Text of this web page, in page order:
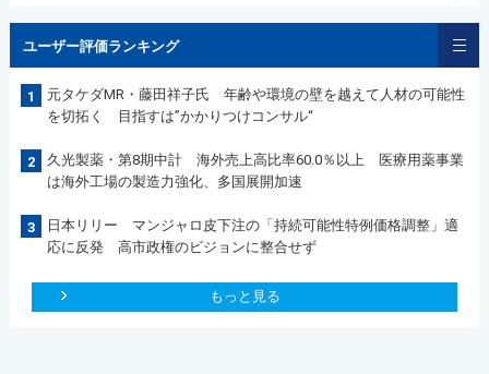
ユーザー評価ランキング
1
元タケダMR・藤田祥子氏 年齢や環境の壁を越えて人材の可能性
を切拓く 目指すは”かかりつけコンサル“
2
久光製薬・第8期中計 海外売上高比率60.0％以上 医療用薬事業
は海外工場の製造力強化、多国展開加速
3
日本リリー マンジャロ皮下注の「持続可能性特例価格調整」適
応に反発 高市政権のビジョンに整合せず
もっと見る